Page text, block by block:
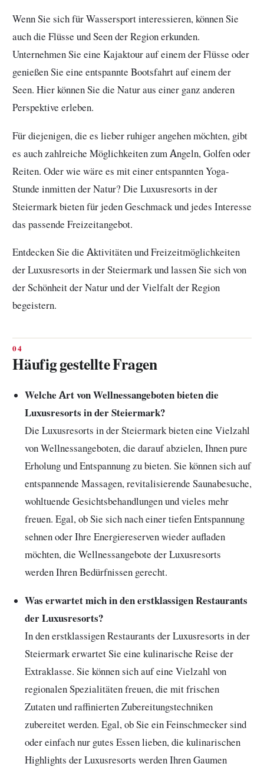
Wenn Sie sich für Wassersport interessieren, können Sie
auch die Flüsse und Seen der Region erkunden.
Unternehmen Sie eine Kajaktour auf einem der Flüsse oder
genießen Sie eine entspannte Bootsfahrt auf einem der
Seen. Hier können Sie die Natur aus einer ganz anderen
Perspektive erleben.
Für diejenigen, die es lieber ruhiger angehen möchten, gibt
es auch zahlreiche Möglichkeiten zum Angeln, Golfen oder
Reiten. Oder wie wäre es mit einer entspannten Yoga-
Stunde inmitten der Natur? Die Luxusresorts in der
Steiermark bieten für jeden Geschmack und jedes Interesse
das passende Freizeitangebot.
Entdecken Sie die Aktivitäten und Freizeitmöglichkeiten
der Luxusresorts in der Steiermark und lassen Sie sich von
der Schönheit der Natur und der Vielfalt der Region
begeistern.
Häufig gestellte Fragen
Welche Art von Wellnessangeboten bieten die
Luxusresorts in der Steiermark?
Die Luxusresorts in der Steiermark bieten eine Vielzahl
von Wellnessangeboten, die darauf abzielen, Ihnen pure
Erholung und Entspannung zu bieten. Sie können sich auf
entspannende Massagen, revitalisierende Saunabesuche,
wohltuende Gesichtsbehandlungen und vieles mehr
freuen. Egal, ob Sie sich nach einer tiefen Entspannung
sehnen oder Ihre Energiereserven wieder aufladen
möchten, die Wellnessangebote der Luxusresorts
werden Ihren Bedürfnissen gerecht.
Was erwartet mich in den erstklassigen Restaurants
der Luxusresorts?
In den erstklassigen Restaurants der Luxusresorts in der
Steiermark erwartet Sie eine kulinarische Reise der
Extraklasse. Sie können sich auf eine Vielzahl von
regionalen Spezialitäten freuen, die mit frischen
Zutaten und raffinierten Zubereitungstechniken
zubereitet werden. Egal, ob Sie ein Feinschmecker sind
oder einfach nur gutes Essen lieben, die kulinarischen
Highlights der Luxusresorts werden Ihren Gaumen